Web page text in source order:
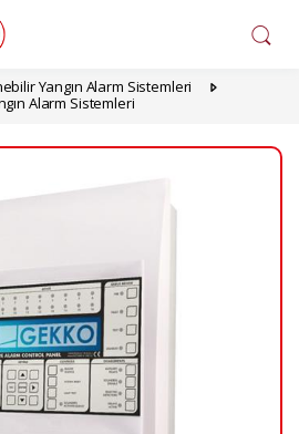
Yangın Alarm Sistemleri
Alarm Sistemleri